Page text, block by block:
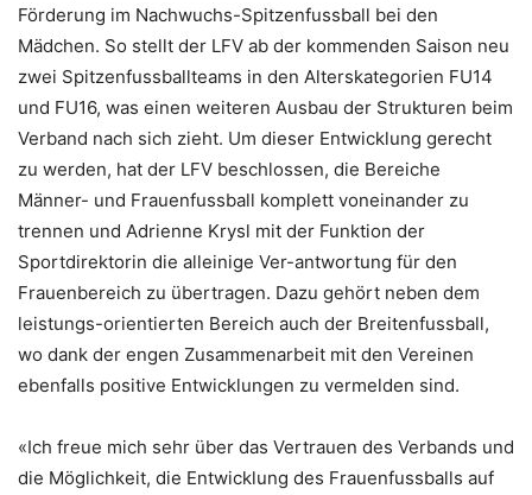
Förderung im Nachwuchs-Spitzenfussball bei den
Mädchen. So stellt der LFV ab der kommenden Saison neu
zwei Spitzenfussballteams in den Alterskategorien FU14
und FU16, was einen weiteren Ausbau der Strukturen beim
Verband nach sich zieht. Um dieser Entwicklung gerecht
zu werden, hat der LFV beschlossen, die Bereiche
Männer- und Frauenfussball komplett voneinander zu
trennen und Adrienne Krysl mit der Funktion der
Sportdirektorin die alleinige Ver-antwortung für den
Frauenbereich zu übertragen. Dazu gehört neben dem
leistungs-orientierten Bereich auch der Breitenfussball,
wo dank der engen Zusammenarbeit mit den Vereinen
ebenfalls positive Entwicklungen zu vermelden sind.
«Ich freue mich sehr über das Vertrauen des Verbands und
die Möglichkeit, die Entwicklung des Frauenfussballs auf